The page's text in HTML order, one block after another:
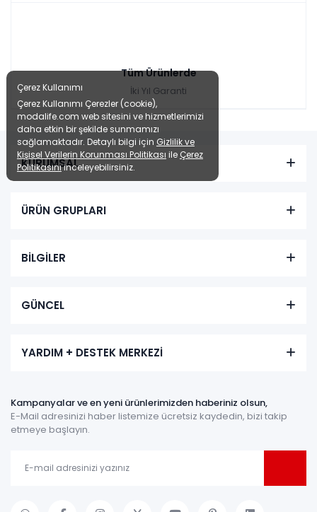
Tüm Ürünlerde
İki Yıl Garanti
KURUMSAL
ÜRÜN GRUPLARI
BİLGİLER
GÜNCEL
YARDIM + DESTEK MERKEZİ
Kampanyalar ve en yeni ürünlerimizden haberiniz olsun,
E-Mail adresinizi haber listemize ücretsiz kaydedin, bizi takip
etmeye başlayın.
Çerez Kullanımı
Çerez Kullanımı Çerezler (cookie),
modalife.com web sitesini ve hizmetlerimizi
daha etkin bir şekilde sunmamızı
sağlamaktadır. Detaylı bilgi için Gizlilik ve
Kişisel Verilerin Korunması Politikası ile Çerez
Politikasınıinceleyebilirsiniz.